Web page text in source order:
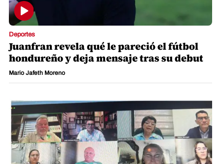
Deportes
Juanfran revela qué le pareció el fútbol
hondureño y deja mensaje tras su debut
Mario Jafeth Moreno